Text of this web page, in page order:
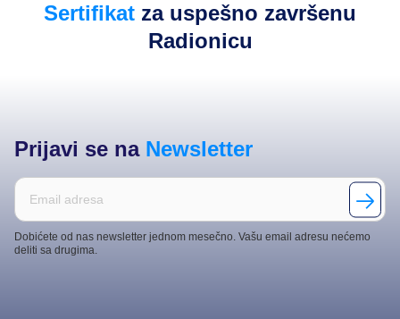
Sertifikat za uspešno završenu
Radionicu
Prijavi se na Newsletter
Dobićete od nas newsletter jednom mesečno. Vašu email adresu nećemo
deliti sa drugima.